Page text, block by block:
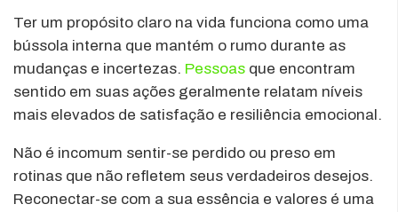
Ter um propósito claro na vida funciona como uma
bússola interna que mantém o rumo durante as
mudanças e incertezas. Pessoas que encontram
sentido em suas ações geralmente relatam níveis
mais elevados de satisfação e resiliência emocional.
Não é incomum sentir-se perdido ou preso em
rotinas que não refletem seus verdadeiros desejos.
Reconectar-se com a sua essência e valores é uma